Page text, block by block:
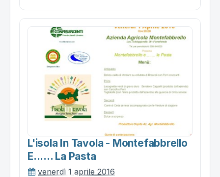
L'isola In Tavola - Montefabbrello
E...... La Pasta
venerdì 1 aprile 2016